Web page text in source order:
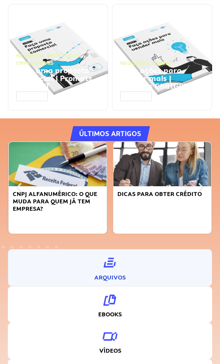
NEGÓCIOS, PROCESSOS
EMPRESARIAIS
Faça uma proposta
comercial | Prompts
ChatGPT
NEGÓCIOS, VENDAS
Faça ações para
vender mais |
Prompts ChatGPT
ÚLTIMOS ARTIGOS
CNPJ ALFANUMÉRICO: O QUE
MUDA PARA QUEM JÁ TEM
EMPRESA?
DICAS PARA OBTER CRÉDITO
ARQUIVOS
EBOOKS
VÍDEOS